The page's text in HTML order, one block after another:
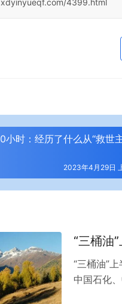
4399.html
时：经历了什么从“救世
2023年4月29日
“三桶油
“三桶油”
中国石化